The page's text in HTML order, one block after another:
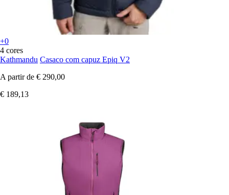
+0
4 cores
Kathmandu Casaco com capuz Epiq V2
A partir de € 290,00
€ 189,13